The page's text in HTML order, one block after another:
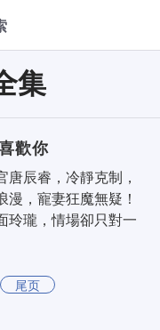
集
歡你
唐辰睿，冷靜克制，
漫，寵妻狂魔無疑！
玲瓏，情場卻只對一
尾页